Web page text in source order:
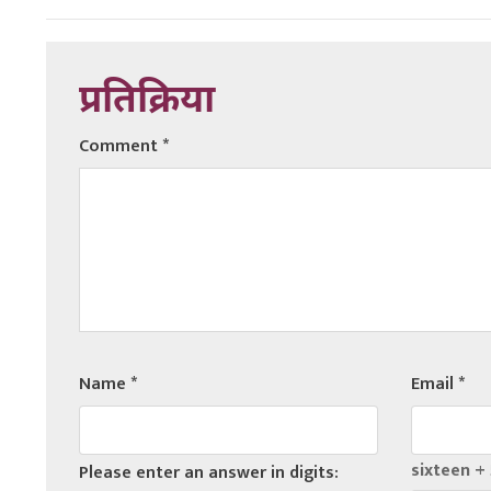
प्रतिक्रिया
Comment*
Name* Email*
Please enter an answer in digits: sixteen +